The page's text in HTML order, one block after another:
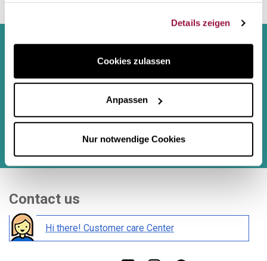
Details zeigen
Cookies zulassen
Anpassen
Nur notwendige Cookies
Antihaft-Grillpfanne
Stein-Effekt Antihaft-
Bratpfannen
Puede darse de baja en cualquier momento. Para ello, consulte nuestra
información de contacto en el aviso legal.
Durch Absenden dieses Formulars Ich stimmeden rechtlichen
einverstanden.
Contact us
Hi there! Customer care Center